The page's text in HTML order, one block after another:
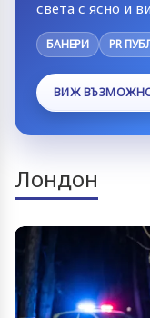
света с ясно и
БАНЕРИ PR
ВИЖ
Лондон